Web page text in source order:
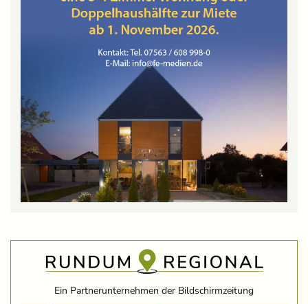
Ein Partnerunternehmen der Bildschirmzeitung